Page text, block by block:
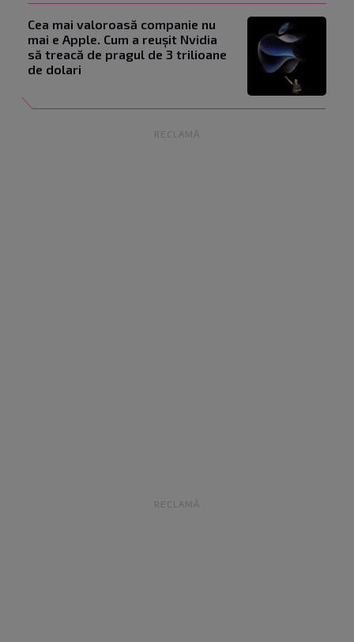
Cea mai valoroasă companie nu
mai e Apple. Cum a reușit Nvidia
să treacă de pragul de 3 trilioane
de dolari
RECLAMĂ
RECLAMĂ